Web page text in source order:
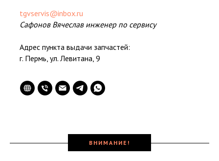
tgvservis@inbox.ru
Сафонов Вячеслав инженер по сервису
Адрес пункта выдачи запчастей:
г. Пермь, ул. Левитана, 9
ВНИМАНИЕ!